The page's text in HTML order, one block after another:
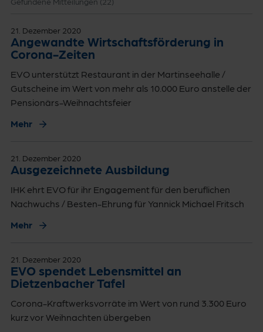
21. Dezember 2020
Angewandte Wirtschaftsförderung in
Corona-Zeiten
EVO unterstützt Restaurant in der Martinseehalle /
Gutscheine im Wert von mehr als 10.000 Euro anstelle der
Pensionärs-Weihnachtsfeier
Mehr
21. Dezember 2020
Ausgezeichnete Ausbildung
IHK ehrt EVO für ihr Engagement für den beruflichen
Nachwuchs / Besten-Ehrung für Yannick Michael Fritsch
Mehr
21. Dezember 2020
EVO spendet Lebensmittel an
Dietzenbacher Tafel
Corona-Kraftwerksvorräte im Wert von rund 3.300 Euro
kurz vor Weihnachten übergeben